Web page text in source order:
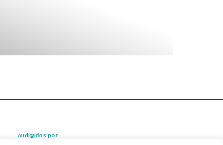
Auditados por